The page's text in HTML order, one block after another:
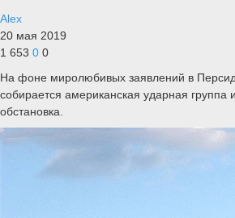
Alex
20 мая 2019
1 653 0 0
На фоне миролюбивых заявлений в
собирается американская ударная группа
обстановка.